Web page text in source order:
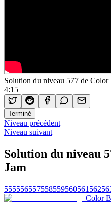
Solution du niveau 577 de Color
4:15
Terminé
Niveau précédent
Niveau suivant
Solution du niveau
Jam
555556557558559560561 562
Color